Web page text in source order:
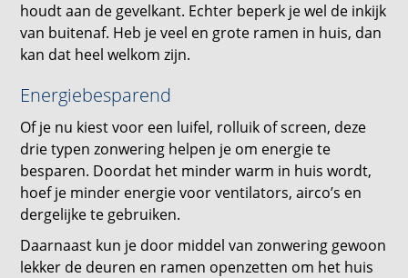
houdt aan de gevelkant. Echter beperk je wel de inkijk
van buitenaf. Heb je veel en grote ramen in huis, dan
kan dat heel welkom zijn.
Energiebesparend
Of je nu kiest voor een luifel, rolluik of screen, deze
drie typen zonwering helpen je om energie te
besparen. Doordat het minder warm in huis wordt,
hoef je minder energie voor ventilators, airco’s en
dergelijke te gebruiken.
Daarnaast kun je door middel van zonwering gewoon
lekker de deuren en ramen openzetten om het huis